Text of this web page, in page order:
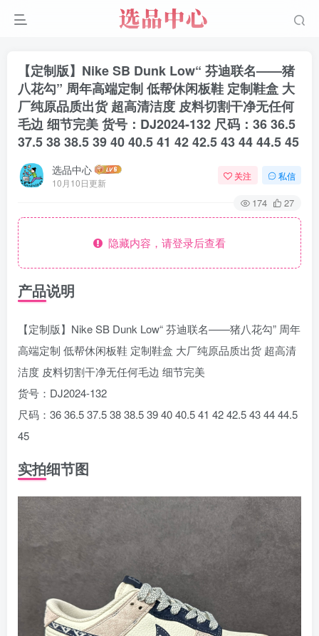
【定制版】Nike SB Dunk Low“ 芬迪联名——猪
八花勾” 周年高端定制 低帮休闲板鞋 定制鞋盒 大
厂纯原品质出货 超高清洁度 皮料切割干净无任何
毛边 细节完美 货号：DJ2024-132 尺码：36 36.5
37.5 38 38.5 39 40 40.5 41 42 42.5 43 44 44.5 45
选品中心
10月10日更新
关注 私信
174 27
隐藏内容，请登录后查看
产品说明
【定制版】Nike SB Dunk Low“ 芬迪联名——猪八花勾” 周年
高端定制 低帮休闲板鞋 定制鞋盒 大厂纯原品质出货 超高清
洁度 皮料切割干净无任何毛边 细节完美
货号：DJ2024-132
尺码：36 36.5 37.5 38 38.5 39 40 40.5 41 42 42.5 43 44 44.5
45
实拍细节图